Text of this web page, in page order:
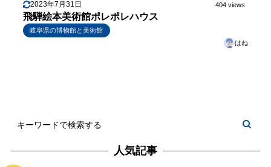
2023年7月31日 404 views
飛騨絵本美術館ポレポレハウス
岐阜県の博物館と美術館
はね
人気記事